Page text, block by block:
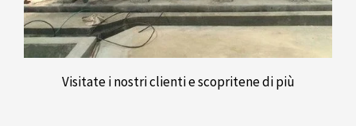
Visitate i nostri clienti e scopritene di più